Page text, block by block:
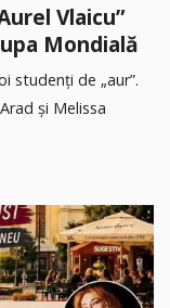
Vlaicu”
Mondială
studenți de „aur”.
și Melissa